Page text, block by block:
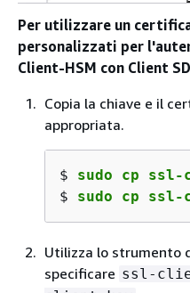
Per utilizzare un
personalizzati per
Client-HSM con Client
Copia la chiave e il
appropriata.
$ sudo cp ssl-
$ sudo cp
Utilizza lo strumento
specificare ssl-